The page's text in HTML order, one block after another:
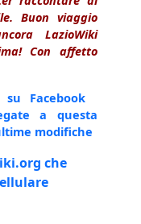
Buon viaggio
LazioWiki
Con affetto
su Facebook
a questa
modifiche
che